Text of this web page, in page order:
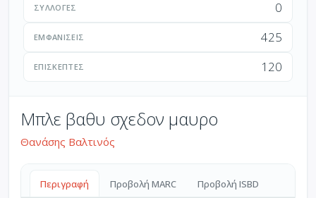
ΣΥΛΛΟΓΈΣ 0
ΕΜΦΑΝΊΣΕΙΣ 425
ΕΠΙΣΚΈΠΤΕΣ 120
Μπλε βαθυ σχεδον μαυρο
Θανάσης Βαλτινός
Περιγραφή Προβολή MARC Προβολή ISBD